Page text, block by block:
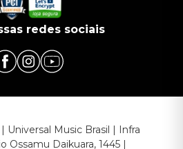
redes sociais
Universal Music Brasil | Infra
Daikuara, 1445 |